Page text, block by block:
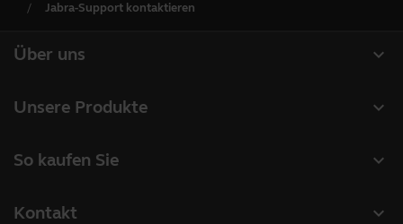
Jabra-Support kontaktieren
expand_more
Über uns
Nachhaltigkeit
expand_more
Unsere Produkte
Kameras für Videomeetings
expand_more
So kaufen Sie
expand_more
Kontakt